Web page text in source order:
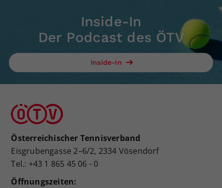
Inside-In
Der Podcast des ÖTV
Inside-In
Österreichischer Tennisverband
Eisgrubengasse 2–6/2, 2334 Vösendorf
Tel.: +43 1 865 45 06 - 0
Öffnungszeiten: